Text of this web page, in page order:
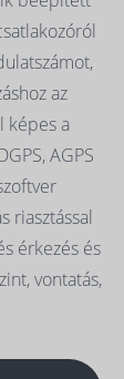
az
képes a
AGPS
riasztással
érkezés és
vontatás,